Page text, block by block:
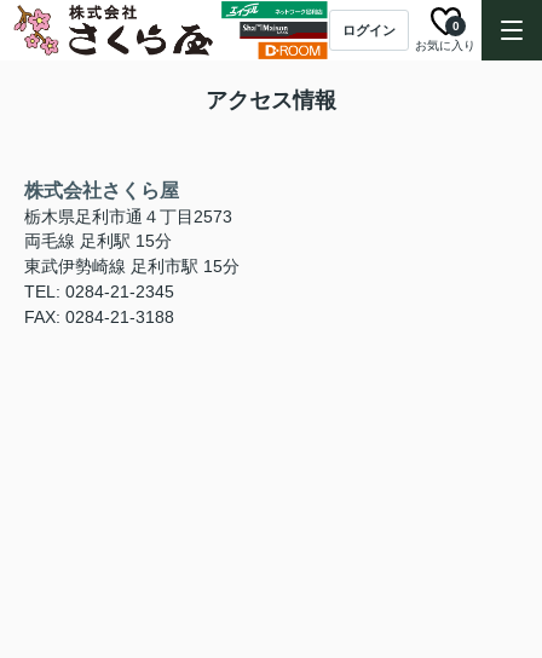
ログイン
お気に入り
0
アクセス情報
株式会社さくら屋
栃木県足利市通４丁目2573
両毛線 足利駅 15分
東武伊勢崎線 足利市駅 15分
TEL: 0284-21-2345
FAX: 0284-21-3188